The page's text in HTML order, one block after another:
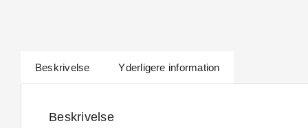
Beskrivelse Yderligere information
Beskrivelse